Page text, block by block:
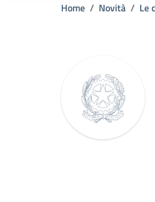
Home Novità Le